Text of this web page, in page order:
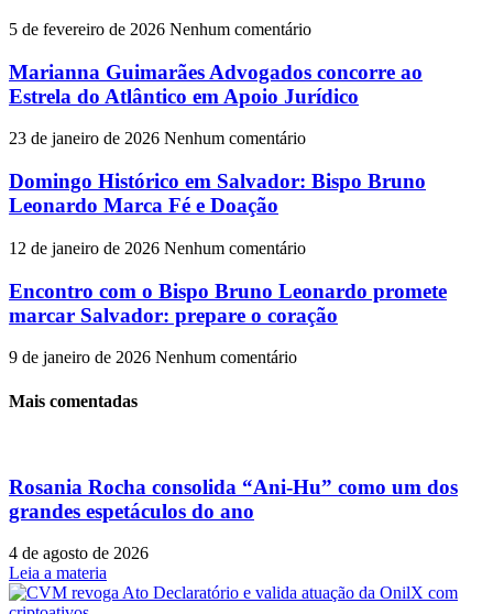
5 de fevereiro de 2026 Nenhum comentário
Marianna Guimarães Advogados concorre ao
Estrela do Atlântico em Apoio Jurídico
23 de janeiro de 2026 Nenhum comentário
Domingo Histórico em Salvador: Bispo Bruno
Leonardo Marca Fé e Doação
12 de janeiro de 2026 Nenhum comentário
Encontro com o Bispo Bruno Leonardo promete
marcar Salvador: prepare o coração
9 de janeiro de 2026 Nenhum comentário
Mais comentadas
Rosania Rocha consolida “Ani-Hu” como um dos
grandes espetáculos do ano
4 de agosto de 2026
Leia a materia